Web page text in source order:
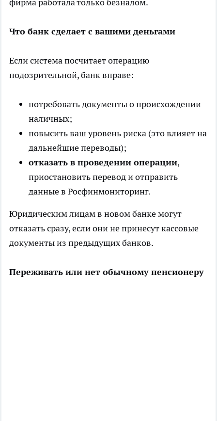
Что банк сделает с вашими деньгами
Если система посчитает операцию
подозрительной, банк вправе:
потребовать документы о происхождении
наличных;
повысить ваш уровень риска (это влияет на
дальнейшие переводы);
отказать в проведении операции,
приостановить перевод и отправить
данные в Росфинмониторинг.
Юридическим лицам в новом банке могут
отказать сразу, если они не принесут кассовые
документы из предыдущих банков.
Переживать или нет обычному пенсионеру